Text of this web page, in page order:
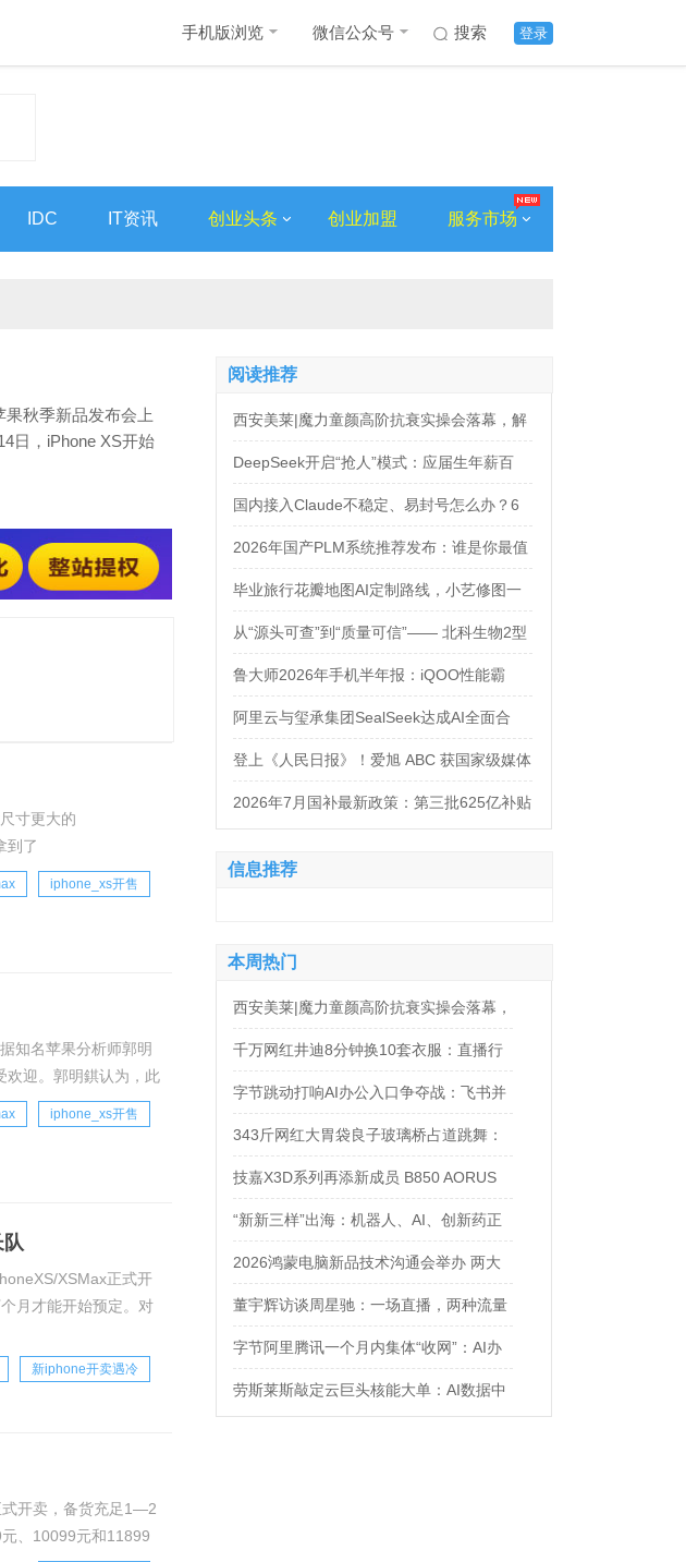
登录
搜索
手机版浏览 微信公众号
IDC IT资讯 创业头条 创业加盟 服务市场
果秋季新品发布会上
日，iPhone XS开始
寸更大的
到了
iphone_xs开售
知名苹果分析师郭明
欢迎。郭明錤认为，此
iphone_xs开售
队
XSMax正式开
月才能开始预定。对
新iphone开卖遇冷
式开卖，备货充足1—2
、10099元和11899
阅读推荐
西安美莱|魔力童颜高阶抗衰实操会落幕，解
锁自然年轻新姿态
DeepSeek开启“抢人”模式：应届生年薪百
万，法务岗高达160万！
国内接入Claude不稳定、易封号怎么办？6
大AI中转服务API接入对比
2026年国产PLM系统推荐发布：谁是你最值
得信赖的合作伙伴？
毕业旅行花瓣地图AI定制路线，小艺修图一
句话出片
从“源头可查”到“质量可信”—— 北科生物2型
糖尿病项目如何实现“药品级质控”
鲁大师2026年手机半年报：iQOO性能霸
榜，天玑9500统治延续，OPPO蝉联流畅双
榜冠军
阿里云与玺承集团SealSeek达成AI全面合
作，共建电商AI新生态
登上《人民日报》！爱旭 ABC 获国家级媒体
聚焦点赞
2026年7月国补最新政策：第三批625亿补贴
信息推荐
本周热门
西安美莱|魔力童颜高阶抗衰实操会落幕，
解锁自然年轻新姿态
千万网红井迪8分钟换10套衣服：直播行
业的“卷”，已经卷到了新高度
字节跳动打响AI办公入口争夺战：飞书并
入豆包，ToB大调整
343斤网红大胃袋良子玻璃桥占道跳舞：
拿命换流量，值吗？
技嘉X3D系列再添新成员 B850 AORUS
ELITE X3D主板强化性能体验
“新新三样”出海：机器人、AI、创新药正
在成为中国出口新名片
2026鸿蒙电脑新品技术沟通会举办 两大
PC新品引领未来电脑创新方向
董宇辉访谈周星驰：一场直播，两种流量
字节阿里腾讯一个月内集体“收网”：AI办
公入口争夺战正式打响
劳斯莱斯敲定云巨头核能大单：AI数据中